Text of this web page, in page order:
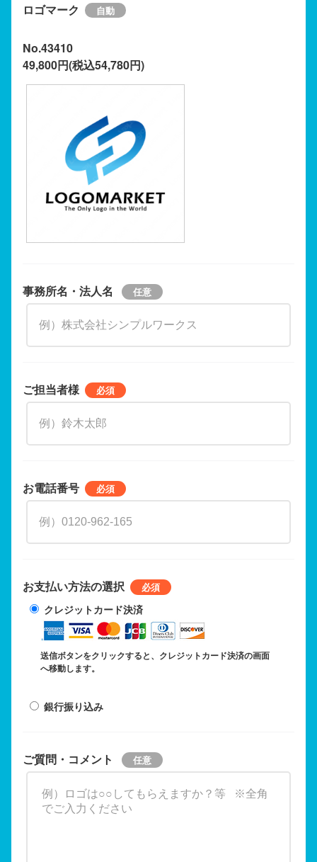
ロゴマーク
No.43410
49,800円(税込54,780円)
事務所名・法人名
ご担当者様
お電話番号
お支払い方法の選択
クレジットカード決済
送信ボタンをクリックすると、クレジットカード決済の画面
へ移動します。
銀行振り込み
ご質問・コメント